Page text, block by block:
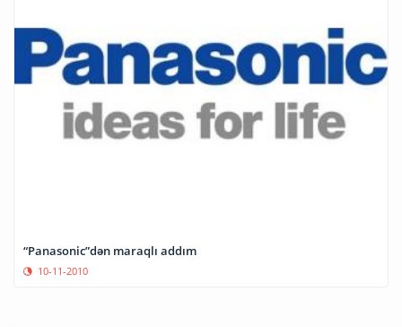
“Panasonic”dən maraqlı addım
10-11-2010